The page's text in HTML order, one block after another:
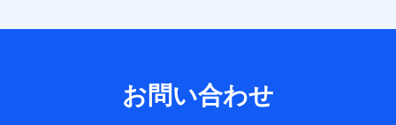
た情報（氏名、住所、生年月日、性別、保険契約者と被保険
の構造や築年数などの情報、ペットの種類や年齢など）及び
お客様との応対記録 （お客様に提示した比較見積の試算結
お問い合わせ